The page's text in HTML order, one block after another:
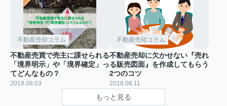
不動産売却コラム
不動産売買で売主に課せられる
「境界明示」や「境界確定」っ
てどんなもの？
2019.08.03
不動産売却コラム
不動産売却に欠かせない『売れ
る販売図面』を作成してもらう
2つのコツ
2018.08.11
もっと見る